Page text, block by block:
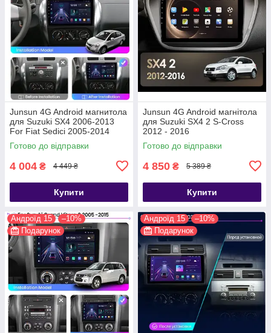
Junsun 4G Android магнитола
для Suzuki SX4 2006-2013
For Fiat Sedici 2005-2014
Готово до відправки
4 004 ₴ 4 449 ₴
Купити
Junsun 4G Android магнітола
для Suzuki SX4 2 S-Cross
2012 - 2016
Готово до відправки
4 850 ₴ 5 389 ₴
Купити
Андроїд 15
–10%
Подарунок
Андроїд 15
–10%
Подарунок